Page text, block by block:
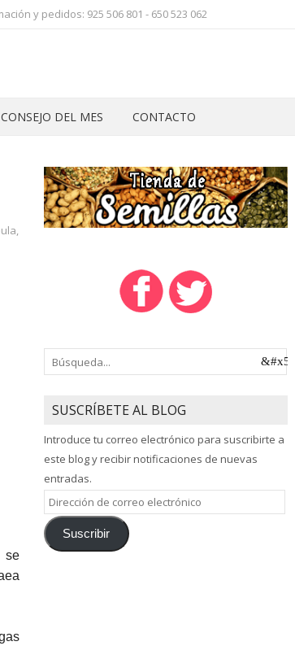
y pedidos: 925 506 801 - 650 523 062
CONSEJO DEL MES CONTACTO
,
se
SUSCRÍBETE AL BLOG
Introduce tu correo electrónico para suscribirte a
este blog y recibir notificaciones de nuevas
entradas.
Dirección
de
correoSuscribir